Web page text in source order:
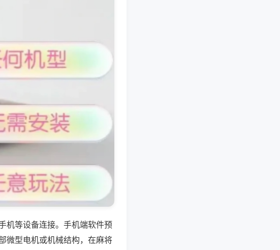
机等设备连接。手机端软件预
微型电机或机械结构，在麻将